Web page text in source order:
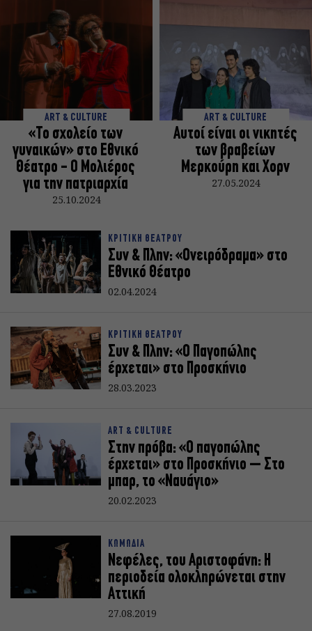
ART & CULTURE
«Το σχολείο των
γυναικών» στο Εθνικό
Θέατρο - Ο Μολιέρος
για την πατριαρχία
25.10.2024
ART & CULTURE
Αυτοί είναι οι νικητές
των βραβείων
Μερκούρη και Χορν
27.05.2024
ΚΡΙΤΙΚΗ ΘΕΑΤΡΟΥ
Συν & Πλην: «Ονειρόδραμα» στο
Εθνικό Θέατρο
02.04.2024
ΚΡΙΤΙΚΗ ΘΕΑΤΡΟΥ
Συν & Πλην: «O Παγοπώλης
έρχεται» στο Προσκήνιο
28.03.2023
ART & CULTURE
Στην πρόβα: «Ο παγοπώλης
έρχεται» στο Προσκήνιο – Στο
μπαρ, το «Ναυάγιο»
20.02.2023
ΚΩΜΩΔΙΑ
Νεφέλες, του Αριστοφάνη: Η
περιοδεία ολοκληρώνεται στην
Αττική
27.08.2019